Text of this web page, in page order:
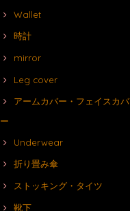
Wallet
時計
mirror
Leg cover
アームカバー・フェイスカバ
ー
Underwear
折り畳み傘
ストッキング・タイツ
靴下